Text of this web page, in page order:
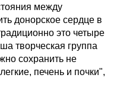
между
донорское сердце в
это четыре
творческая группа
сохранить не
печень и почки",